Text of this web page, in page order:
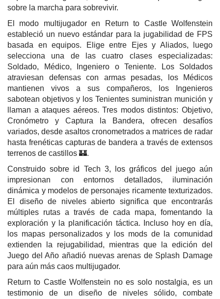
sobre la marcha para sobrevivir.
El modo multijugador en Return to Castle Wolfenstein
estableció un nuevo estándar para la jugabilidad de FPS
basada en equipos. Elige entre Ejes y Aliados, luego
selecciona una de las cuatro clases especializadas:
Soldado, Médico, Ingeniero o Teniente. Los Soldados
atraviesan defensas con armas pesadas, los Médicos
mantienen vivos a sus compañeros, los Ingenieros
sabotean objetivos y los Tenientes suministran munición y
llaman a ataques aéreos. Tres modos distintos: Objetivo,
Cronómetro y Captura la Bandera, ofrecen desafíos
variados, desde asaltos cronometrados a matrices de radar
hasta frenéticas capturas de bandera a través de extensos
terrenos de castillos 🏰.
Construido sobre id Tech 3, los gráficos del juego aún
impresionan con entornos detallados, iluminación
dinámica y modelos de personajes ricamente texturizados.
El diseño de niveles abierto significa que encontrarás
múltiples rutas a través de cada mapa, fomentando la
exploración y la planificación táctica. Incluso hoy en día,
los mapas personalizados y los mods de la comunidad
extienden la rejugabilidad, mientras que la edición del
Juego del Año añadió nuevas arenas de Splash Damage
para aún más caos multijugador.
Return to Castle Wolfenstein no es solo nostalgia, es un
testimonio de un diseño de niveles sólido, combate